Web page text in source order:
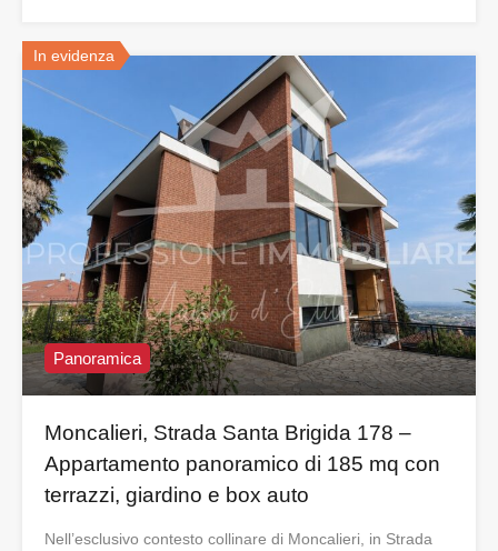
In evidenza
Panoramica
Moncalieri, Strada Santa Brigida 178 –
Appartamento panoramico di 185 mq con
terrazzi, giardino e box auto
Nell’esclusivo contesto collinare di Moncalieri, in Strada